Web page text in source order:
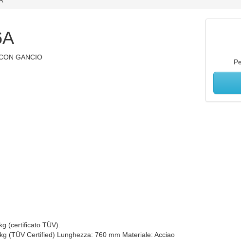
GANCIO
(certificato TÜV).
(TÜV Certified) Lunghezza: 760 mm Materiale: Acciao